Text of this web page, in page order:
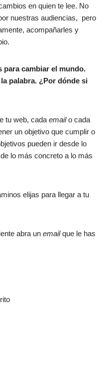
en quien te lee. No
nuestras audiencias, pero
acompañarles y
para cambiar el mundo.
palabra. ¿Por dónde si
tu web, cada emailo cada
un objetivo que cumplir o
pueden ir desde lo
lo más concreto a lo más
elijas para llegar a tu
abra un emailque le has